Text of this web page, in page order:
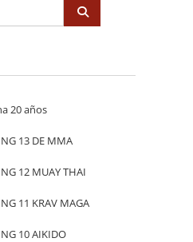
20 años
13 DE MMA
12 MUAY THAI
11 KRAV MAGA
10 AIKIDO